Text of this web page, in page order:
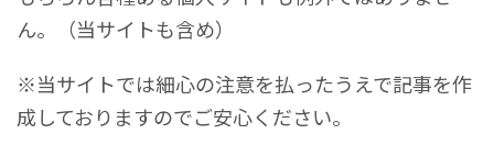
ん。（当サイトも含め）
※当サイトでは細心の注意を払ったうえで記事を作
成しておりますのでご安心ください。